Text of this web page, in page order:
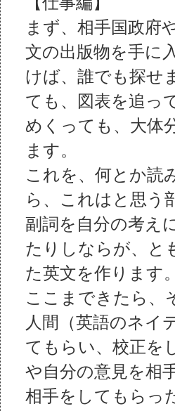
まず、相手国政府
文の出版物を手に
けば、誰でも探せ
ても、図表を追っ
めくっても、大体
ます。
これを、何とか読
ら、これはと思う
副詞を自分の考え
たりしならが、と
た英文を作ります。
ここまできたら、
人間（英語のネイ
てもらい、校正を
や自分の意見を相
相手をしてもらっ